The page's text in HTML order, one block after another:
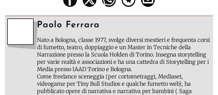
Paolo Ferrara
Nato a Bologna, classe 1977, svolge diversi mestieri e frequenta corsi
di fumetto, teatro, doppiaggio e un Master in Tecniche della
Narrazione presso la Scuola Holden di Torino. Insegna storytelling
per varie realtà e associazioni e ha una cattedra di Storytelling per i
Media presso IAAD Torino e Bologna.
Come freelance sceneggia (per cortometraggi, Mediaset,
videogame per Tiny Bull Studios e qualche fumetto web), ha
pubblicato opere di narrativa e narrativa per bambini ( Saga